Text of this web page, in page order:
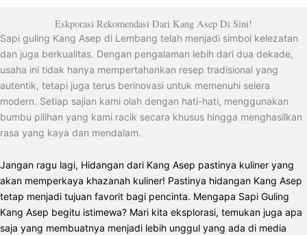
Eskporasi Rekomendasi Dari Kang Asep Di Sini!
Sapi guling Kang Asep di Lembang telah menjadi simbol kelezatan
dan juga berkualitas. Dengan pengalaman lebih dari dua dekade,
usaha ini tidak hanya mempertahankan resep tradisional yang
autentik, tetapi juga terus berinovasi untuk memenuhi selera
modern. Setiap sajian kami olah dengan hati-hati, menggunakan
bumbu pilihan yang kami racik secara khusus hingga menghasilkan
rasa yang kaya dan mendalam.
Jangan ragu lagi, Hidangan dari Kang Asep pastinya kuliner yang
akan memperkaya khazanah kuliner! Pastinya hidangan Kang Asep
tetap menjadi tujuan favorit bagi pencinta. Mengapa Sapi Guling
Kang Asep begitu istimewa? Mari kita eksplorasi, temukan juga apa
saja yang membuatnya menjadi lebih unggul yang ada di media